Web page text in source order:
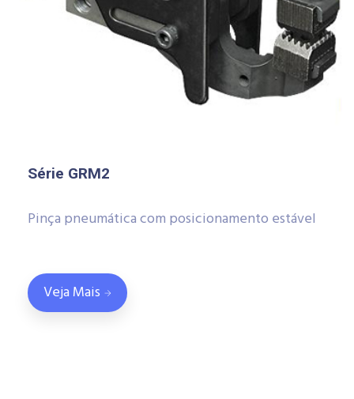
Série GRM2
Pinça pneumática com posicionamento estável
Veja Mais